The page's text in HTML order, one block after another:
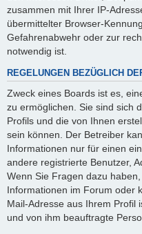
zusammen mit Ihrer IP-
übermittelter Browser-
Gefahrenabwehr oder zur
notwendig ist.
REGELUNGEN BEZÜGLICH
Zweck eines Boards ist es,
zu ermöglichen. Sie sind sich
Profils und die von Ihnen
sein können. Der Betreiber
Informationen nur für einen
andere registrierte Benutzer,
Wenn Sie Fragen dazu
Informationen im Forum oder
Mail-Adresse aus Ihrem Profil
und von ihm beauftragte